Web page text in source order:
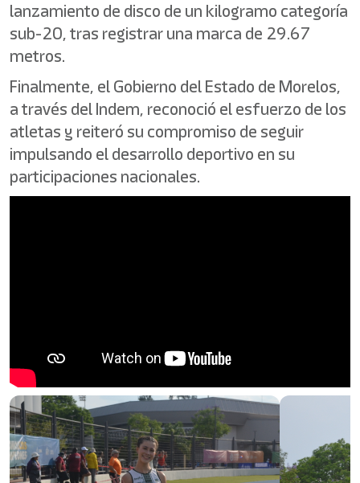
lanzamiento de disco de un kilogramo categoría
sub-20, tras registrar una marca de 29.67
metros.
Finalmente, el Gobierno del Estado de Morelos,
a través del Indem, reconoció el esfuerzo de los
atletas y reiteró su compromiso de seguir
impulsando el desarrollo deportivo en su
participaciones nacionales.